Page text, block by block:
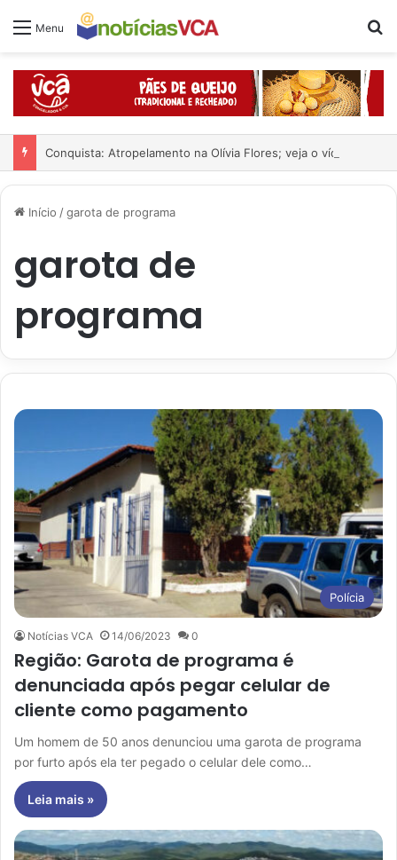
Menu
Conquista: Atropelamento na Olívia Flores; veja o vídeo
Início /garota de programa
garota de
programa
Polícia
Notícias VCA 14/06/2023 0
Região: Garota de programa é
denunciada após pegar celular de
cliente como pagamento
Um homem de 50 anos denunciou uma garota de programa
por furto após ela ter pegado o celular dele como…
Leia mais »